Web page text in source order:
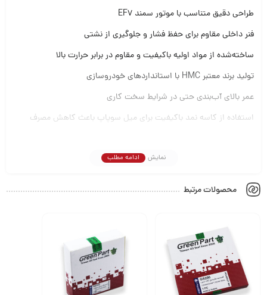
طراحی دقیق متناسب با موتور سمند EF7
فنر داخلی مقاوم برای حفظ فشار و جلوگیری از نشتی
ساخته‌شده از مواد اولیه باکیفیت و مقاوم در برابر حرارت بالا
تولید برند معتبر HMC با استانداردهای خودروسازی
عمر بالای آب‌بندی حتی در شرایط سخت کاری
استفاده از کاسه نمد باکیفیت برای میل سوپاپ باعث کاهش مصرف
میل سوپاپ موتور وظیفه باز و بسته‌کردن سوپاپ‌ها را دارد، بنابراین در
کاسه نمد فنردار HMC با طراحی مهندسی‌شده به‌گونه‌ای ساخته شده که
در هر شرایط آب‌وهوایی بتواند از بروز نشتی جلوگیری کند و راندمان
نمایش ادامه مطلب
محصولات مرتبط